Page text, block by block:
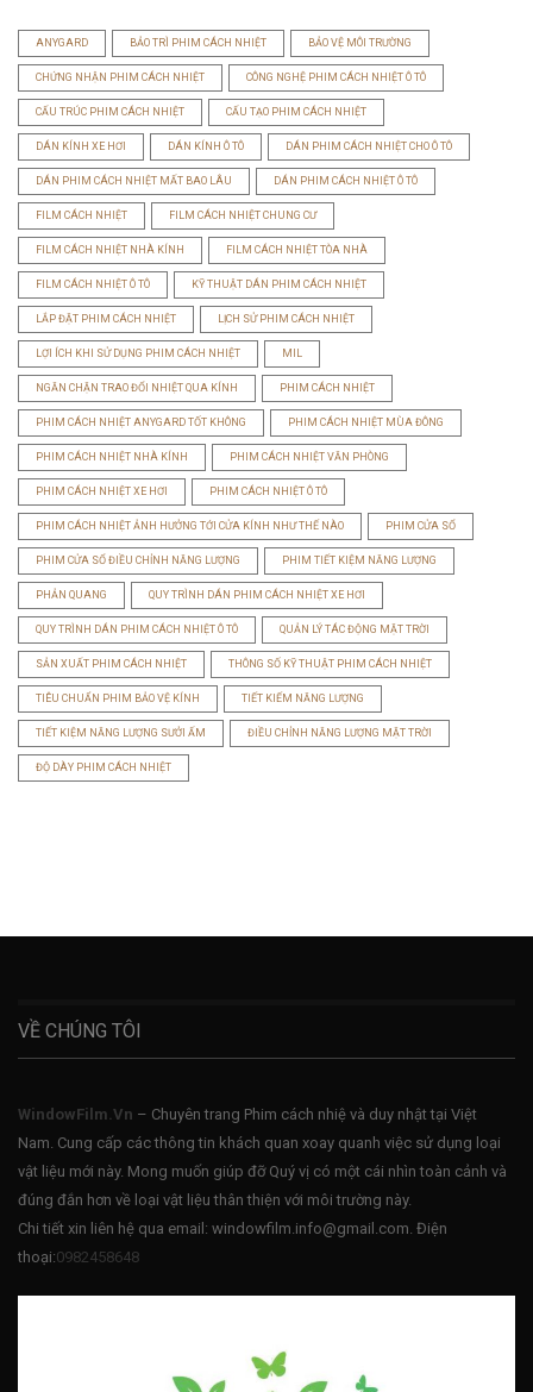
ANYGARD BẢO TRÌ PHIM CÁCH NHIỆT BẢO VỆ MÔI TRƯỜNG
CHỨNG NHẬN PHIM CÁCH NHIỆT CÔNG NGHỆ PHIM CÁCH NHIỆT Ô TÔ
CẤU TRÚC PHIM CÁCH NHIỆT CẤU TẠO PHIM CÁCH NHIỆT
DÁN KÍNH XE HƠI DÁN KÍNH Ô TÔ DÁN PHIM CÁCH NHIỆT CHO Ô TÔ
DÁN PHIM CÁCH NHIỆT MẤT BAO LÂU DÁN PHIM CÁCH NHIỆT Ô TÔ
FILM CÁCH NHIỆT FILM CÁCH NHIỆT CHUNG CƯ
FILM CÁCH NHIỆT NHÀ KÍNH FILM CÁCH NHIỆT TÒA NHÀ
FILM CÁCH NHIỆT Ô TÔ KỸ THUẬT DÁN PHIM CÁCH NHIỆT
LẮP ĐẶT PHIM CÁCH NHIỆT LỊCH SỬ PHIM CÁCH NHIỆT
LỢI ÍCH KHI SỬ DỤNG PHIM CÁCH NHIỆT MIL
NGĂN CHẶN TRAO ĐỔI NHIỆT QUA KÍNH PHIM CÁCH NHIỆT
PHIM CÁCH NHIỆT ANYGARD TỐT KHÔNG PHIM CÁCH NHIỆT MÙA ĐÔNG
PHIM CÁCH NHIỆT NHÀ KÍNH PHIM CÁCH NHIỆT VĂN PHÒNG
PHIM CÁCH NHIỆT XE HƠI PHIM CÁCH NHIỆT Ô TÔ
PHIM CÁCH NHIỆT ẢNH HƯỞNG TỚI CỬA KÍNH NHƯ THẾ NÀO PHIM CỬA SỔ
PHIM CỬA SỔ ĐIỀU CHỈNH NĂNG LƯỢNG PHIM TIẾT KIỆM NĂNG LƯỢNG
PHẢN QUANG QUY TRÌNH DÁN PHIM CÁCH NHIỆT XE HƠI
QUY TRÌNH DÁN PHIM CÁCH NHIỆT Ô TÔ QUẢN LÝ TÁC ĐỘNG MẶT TRỜI
SẢN XUẤT PHIM CÁCH NHIỆT THÔNG SỐ KỸ THUẬT PHIM CÁCH NHIỆT
TIÊU CHUẨN PHIM BẢO VỆ KÍNH TIẾT KIẾM NĂNG LƯỢNG
TIẾT KIỆM NĂNG LƯỢNG SƯỞI ẤM ĐIỀU CHỈNH NĂNG LƯỢNG MẶT TRỜI
ĐỘ DÀY PHIM CÁCH NHIỆT
VỀ CHÚNG TÔI
WindowFilm.Vn – Chuyên trang Phim cách nhiệ và duy nhật tại Việt
Nam. Cung cấp các thông tin khách quan xoay quanh việc sử dụng loại
vật liệu mới này. Mong muốn giúp đỡ Quý vị có một cái nhìn toàn cảnh và
đúng đắn hơn về loại vật liệu thân thiện với môi trường này.
Chi tiết xin liên hệ qua email: windowfilm.info@gmail.com. Điện
thoại:0982458648